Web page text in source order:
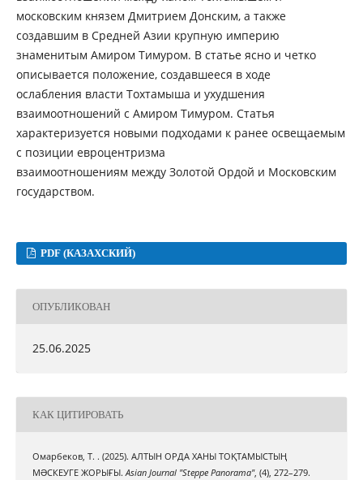
московским князем Дмитрием Донским, а также
создавшим в Средней Азии крупную империю
знаменитым Амиром Тимуром. В статье ясно и четко
описывается положение, создавшееся в ходе
ослабления власти Тохтамыша и ухудшения
взаимоотношений с Амиром Тимуром. Статья
характеризуется новыми подходами к ранее освещаемым
с позиции евроцентризма
взаимоотношениям между Золотой Ордой и Московским
государством.
PDF (КАЗАХСКИЙ)
ОПУБЛИКОВАН
25.06.2025
КАК ЦИТИРОВАТЬ
Омарбеков, Т. . (2025). АЛТЫН ОРДА ХАНЫ ТОҚТАМЫСТЫҢ
МƏСКЕУГЕ ЖОРЫҒЫ.Asian Journal "Steppe Panorama", (4), 272–279.